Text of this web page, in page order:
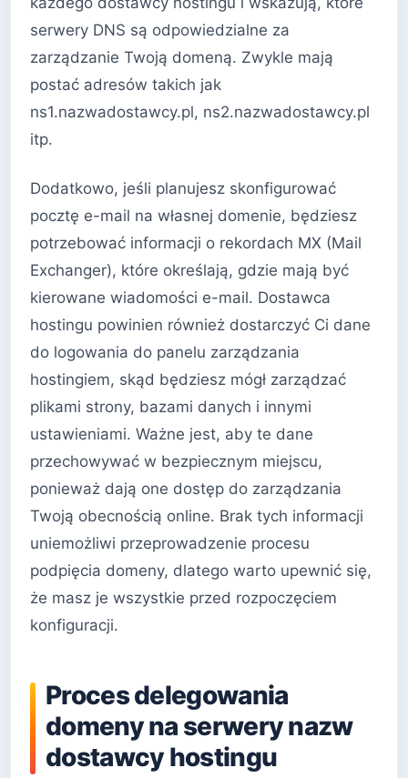
serwery DNS są odpowiedzialne za
zarządzanie Twoją domeną. Zwykle mają
postać adresów takich jak
ns1.nazwadostawcy.pl, ns2.nazwadostawcy.pl
itp.
Dodatkowo, jeśli planujesz skonfigurować
pocztę e-mail na własnej domenie, będziesz
potrzebować informacji o rekordach MX (Mail
Exchanger), które określają, gdzie mają być
kierowane wiadomości e-mail. Dostawca
hostingu powinien również dostarczyć Ci dane
do logowania do panelu zarządzania
hostingiem, skąd będziesz mógł zarządzać
plikami strony, bazami danych i innymi
ustawieniami. Ważne jest, aby te dane
przechowywać w bezpiecznym miejscu,
ponieważ dają one dostęp do zarządzania
Twoją obecnością online. Brak tych informacji
uniemożliwi przeprowadzenie procesu
podpięcia domeny, dlatego warto upewnić się,
że masz je wszystkie przed rozpoczęciem
konfiguracji.
Proces delegowania
domeny na serwery nazw
dostawcy hostingu